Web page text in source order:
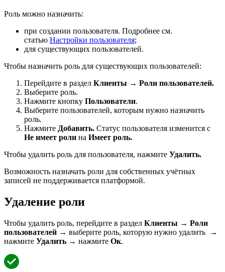
Роль можно назначить:
при создании пользователя. Подробнее см.
статью Настройки пользователя;
для существующих пользователей.
Чтобы назначить роль для существующих пользователей:
Перейдите в раздел Клиенты → Роли пользователей.
Выберите роль.
Нажмите кнопку Пользователи.
Выберите пользователей, которым нужно назначить
роль.
Нажмите Добавить. Статус пользователя изменится с
Не имеет роли на Имеет роль.
Чтобы удалить роль для пользователя, нажмите Удалить.
Возможность назначать роли для собственных учётных
записей не поддерживается платформой.
Удаление роли
Чтобы удалить роль, перейдите в раздел Клиенты → Роли
пользователей → выберите роль, которую нужно удалить →
нажмите Удалить → нажмите Ок.